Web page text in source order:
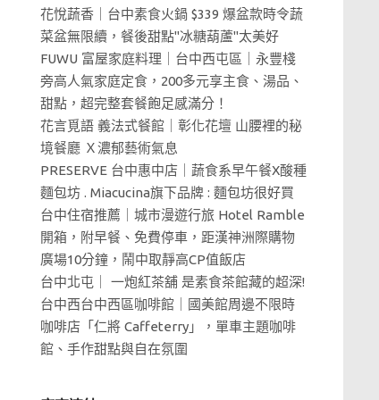
花悅蔬香｜台中素食火鍋 $339 爆盆款時令蔬
菜盆無限續，餐後甜點"冰糖葫蘆"太美好
FUWU 富屋家庭料理｜台中西屯區｜永豐棧
旁高人氣家庭定食，200多元享主食、湯品、
甜點，超完整套餐飽足感滿分！
花言覓語 義法式餐館｜彰化花壇 山腰裡的秘
境餐廳 Ｘ濃郁藝術氣息
PRESERVE 台中惠中店｜蔬食系早午餐X酸種
麵包坊 . Miacucina旗下品牌 : 麵包坊很好買
台中住宿推薦｜城市漫遊行旅 Hotel Ramble
開箱，附早餐、免費停車，距漢神洲際購物
廣場10分鐘，鬧中取靜高CP值飯店
台中北屯｜ 一炮紅茶舖 是素食茶館藏的超深!
台中西台中西區咖啡館｜國美館周邊不限時
咖啡店「仁將 Caffeterry」，單車主題咖啡
館、手作甜點與自在氛圍